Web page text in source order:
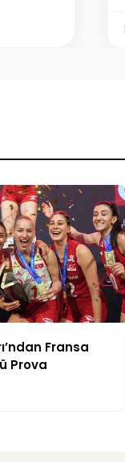
Fransa
Prova